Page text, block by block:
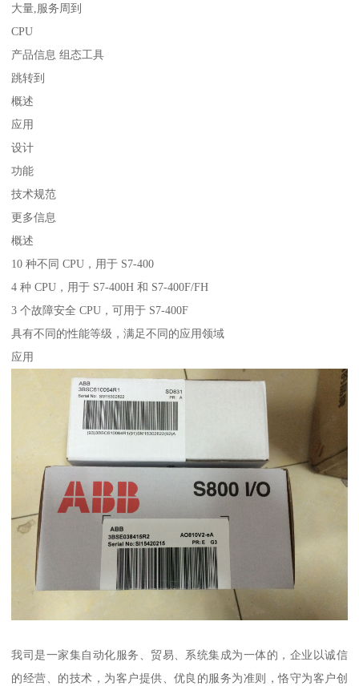
大量,服务周到
CPU
产品信息 组态工具
跳转到
概述
应用
设计
功能
技术规范
更多信息
概述
10 种不同 CPU，用于 S7-400
4 种 CPU，用于 S7-400H 和 S7-400F/FH
3 个故障安全 CPU，可用于 S7-400F
具有不同的性能等级，满足不同的应用领域
应用
我司是一家集自动化服务、贸易、系统集成为一体的，企业以诚信
的经营、的技术，为客户提供、优良的服务为准则，恪守为客户创